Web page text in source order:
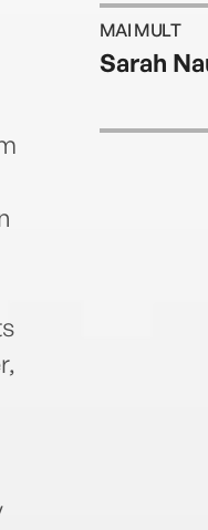
MAI MULT
Sarah